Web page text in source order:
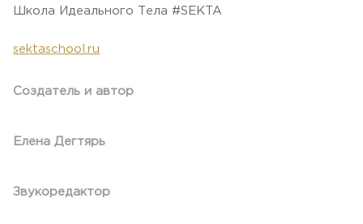
Школа Идеального Тела #SEKTA
sektaschool.ru
Создатель и автор
Елена Дегтярь
Звукоредактор